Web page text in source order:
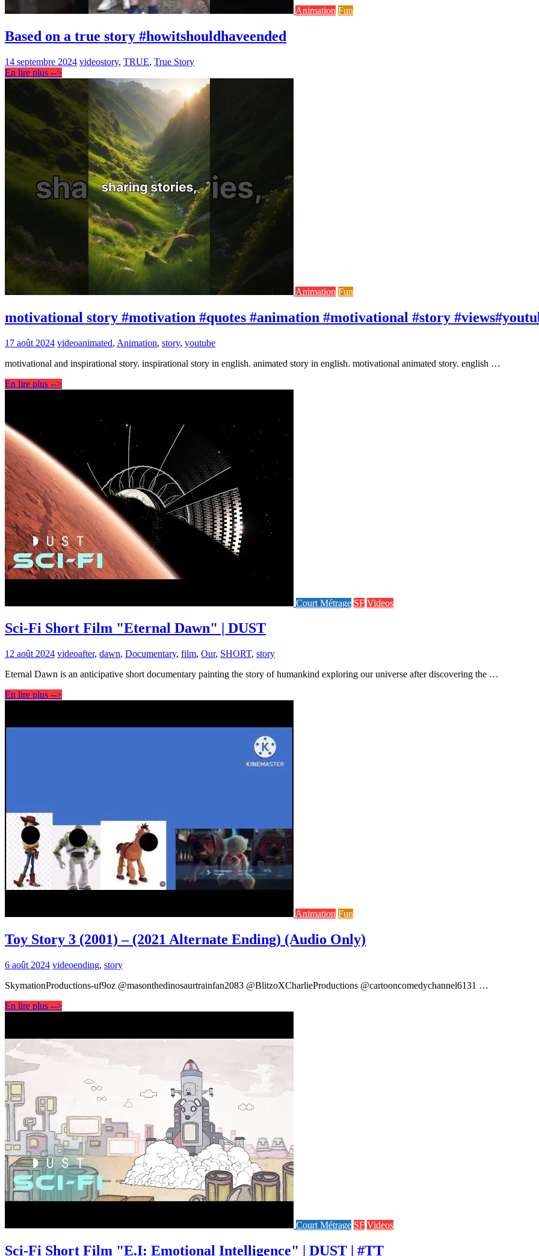
Animation Fun
Based on a true story #howitshouldhaveended
14 septembre 2024 videostory, TRUE, True Story
En lire plus -->
Animation Fun
motivational story #motivation #quotes #animation #motivational #story
17 août 2024 videoanimated, Animation, story, youtube
motivational and inspirational story. inspirational story in english. animated story in english. motivational animated story. english …
En lire plus -->
Court Métrage SF Videos
Sci-Fi Short Film "Eternal Dawn" | DUST
12 août 2024 videoafter, dawn, Documentary, film, Our, SHORT, story
Eternal Dawn is an anticipative short documentary painting the story of humankind exploring our universe after discovering the …
En lire plus -->
Animation Fun
Toy Story 3 (2001) – (2021 Alternate Ending) (Audio Only)
6 août 2024 videoending, story
SkymationProductions-uf9oz @masonthedinosaurtrainfan2083 @BlitzoXCharlieProductions @cartooncomedychannel6131 …
En lire plus -->
Court Métrage SF Videos
Sci-Fi Short Film "E.I: Emotional Intelligence" | DUST | #TT